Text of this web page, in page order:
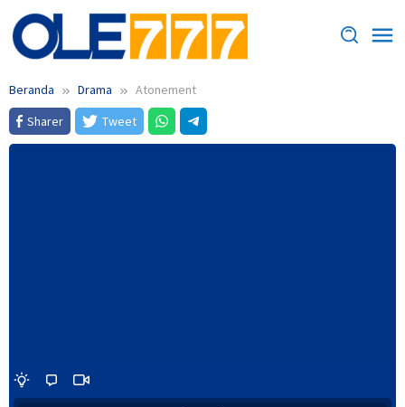
Loncat
ke
konten
Beranda Drama
Atonement
Sharer
Tweet